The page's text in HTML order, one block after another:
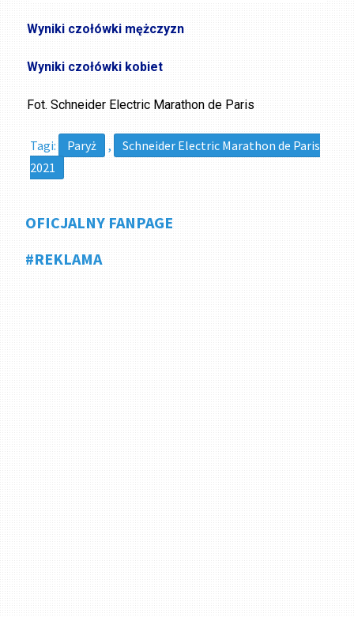
Wyniki czołówki mężczyzn
Wyniki czołówki kobiet
Fot. Schneider Electric Marathon de Paris
Tagi: Paryż ,
Schneider Electric Marathon de Paris
2021
OFICJALNY FANPAGE
#REKLAMA